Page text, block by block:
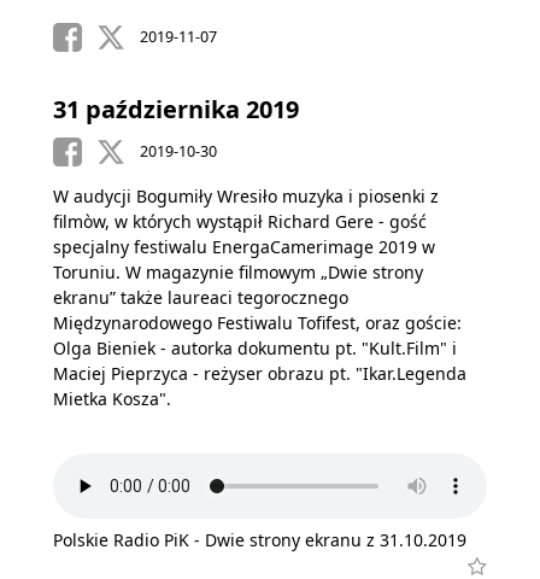
2019-11-07
31 października 2019
2019-10-30
W audycji Bogumiły Wresiło muzyka i piosenki z
filmòw, w których wystąpił Richard Gere - gość
specjalny festiwalu EnergaCamerimage 2019 w
Toruniu. W magazynie filmowym „Dwie strony
ekranu” także laureaci tegorocznego
Międzynarodowego Festiwalu Tofifest, oraz goście:
Olga Bieniek - autorka dokumentu pt. "Kult.Film" i
Maciej Pieprzyca - reżyser obrazu pt. "Ikar.Legenda
Mietka Kosza".
Polskie Radio PiK - Dwie strony ekranu z 31.10.2019